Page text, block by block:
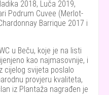
2018, Luča 2019,
Podrum Cuvee (Merlot-
Barrique 2017 i
u Beču, koje je na listi
kao najmasovnije, i
cijelog svijeta poslalo
provjeru kvaliteta,
iz Plantaža nagrađen je